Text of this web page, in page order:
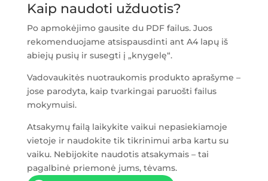
Kaip naudoti užduotis?
Po apmokėjimo gausite du PDF failus. Juos
rekomenduojame atsispausdinti ant A4 lapų iš
abiejų pusių ir susegti į „knygelę“.
Vadovaukitės nuotraukomis produkto aprašyme –
jose parodyta, kaip tvarkingai paruošti failus
mokymuisi.
Atsakymų failą laikykite vaikui nepasiekiamoje
vietoje ir naudokite tik tikrinimui arba kartu su
vaiku. Nebijokite naudotis atsakymais – tai
pagalbinė priemonė jums, tėvams.